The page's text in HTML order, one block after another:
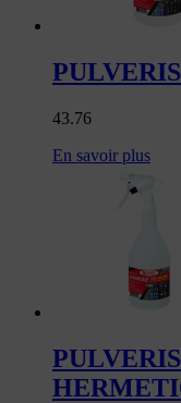
43.76
En savoir plus